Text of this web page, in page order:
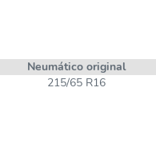
Neumático original
215/65 R16